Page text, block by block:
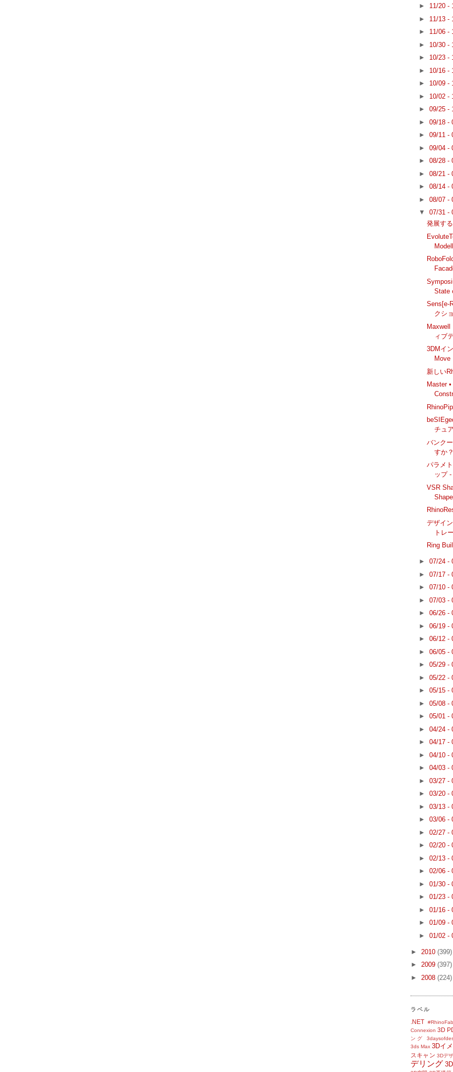
► 11/20 -
► 11/13 -
► 11/06 -
► 10/30 -
► 10/23 -
► 10/16 -
► 10/09 -
► 10/02 -
► 09/25 -
► 09/18 -
► 09/11 -
► 09/04 -
► 08/28 -
► 08/21 -
► 08/14 -
► 08/07 -
▼ 07/31 -
発展す
State
Sens[e-
クシ
Maxwell
ィブ
3DMイ
Move
新しい
Master
チュ
バンク
すか
パラメ
ップ
VSR
デザイ
トレ
Ring
► 07/24 -
► 07/17 -
► 07/10 -
► 07/03 -
► 06/26 -
► 06/19 -
► 06/12 -
► 06/05 -
► 05/29 -
► 05/22 -
► 05/15 -
► 05/08 -
► 05/01 -
► 04/24 -
► 04/17 -
► 04/10 -
► 04/03 -
► 03/27 -
► 03/20 -
► 03/13 -
► 03/06 -
► 02/27 -
► 02/20 -
► 02/13 -
► 02/06 -
► 01/30 -
► 01/23 -
► 01/16 -
► 01/09 -
► 01/02 -
► 2010 (399)
► 2009 (397)
► 2008 (224)
ラベル
.NET
Connexion 3D
ング
3ds Max 3Dイ
スキャン 3Dデ
デリング